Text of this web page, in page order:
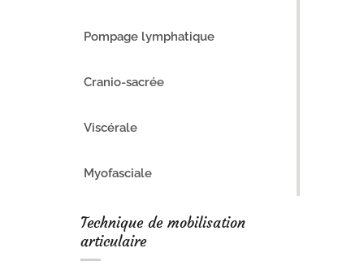
Pompage lymphatique
Cranio-sacrée
Viscérale
Myofasciale
Technique de mobilisation
articulaire